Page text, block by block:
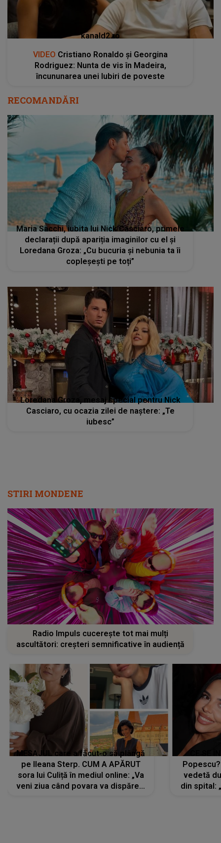
kanald2.ro
VIDEO Cristiano Ronaldo și Georgina
Rodriguez: Nunta de vis în Madeira,
încununarea unei Iubiri de poveste
RECOMANDĂRI
Maria Sacchi, iubita lui Nick Casciaro, primele
declarații după apariția imaginilor cu el și
Loredana Groza: „Cu bucuria și nebunia ta îi
copleșești pe toți”
Loredana Groza, mesaj special pentru Nick
Casciaro, cu ocazia zilei de naștere: „Te
iubesc”
STIRI MONDENE
Radio Impuls cucerește tot mai mulți
ascultători: creșteri semnificative în audiență
MESAJUL care a făcut-o să plângă
pe Ileana Sterp. CUM A APĂRUT
sora lui Culiță în mediul online: „Va
veni ziua când povara va dispărea,
vedetă
din spital: